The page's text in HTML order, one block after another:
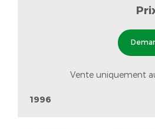
Vente uniquement
1996